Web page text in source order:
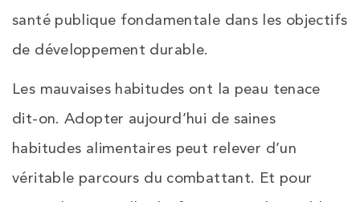
santé publique fondamentale dans les objectifs
de développement durable.
Les mauvaises habitudes ont la peau tenace
dit-on. Adopter aujourd’hui de saines
habitudes alimentaires peut relever d’un
véritable parcours du combattant. Et pour